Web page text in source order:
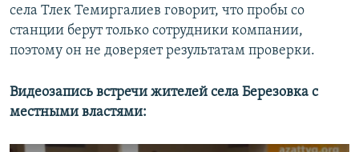
села Тлек Темиргалиев говорит, что пробы со
станции берут только сотрудники компании,
поэтому он не доверяет результатам проверки.
Видеозапись встречи жителей села Березовка с
местными властями: